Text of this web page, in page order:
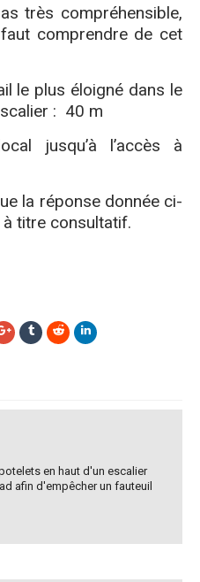
très compréhensible,
comprendre de cet
le plus éloigné dans le
: 40 m
jusqu’à l’accès à
la réponse donnée ci-
à titre consultatif.
en haut d'un escalier
afin d'empêcher un fauteuil